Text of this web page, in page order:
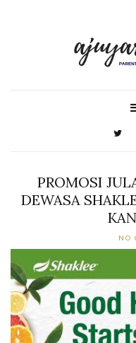
PROMOSI
DEWASA
NO